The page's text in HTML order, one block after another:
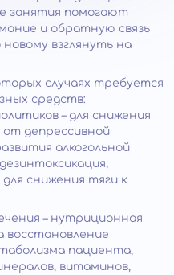
занятия помогают
и обратную связь
взглянуть на
случаях требуется
средств:
– для снижения
депрессивной
алкогольной
снижения тяги к
– нутриционная
восстановление
пациента,
витаминов,